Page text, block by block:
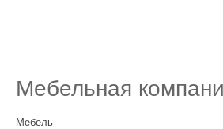
Мебельная
Мебель